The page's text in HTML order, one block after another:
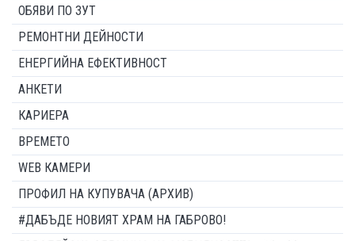
ОБЯВИ ПО ЗУТ
РЕМОНТНИ ДЕЙНОСТИ
ЕНЕРГИЙНА ЕФЕКТИВНОСТ
АНКЕТИ
КАРИЕРА
ВРЕМЕТО
WEB КАМЕРИ
ПРОФИЛ НА КУПУВАЧА (АРХИВ)
#ДАБЪДЕ НОВИЯТ ХРАМ НА ГАБРОВО!